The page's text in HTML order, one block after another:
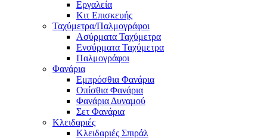
Εργαλεία
Κιτ Επισκευής
Ταχύμετρα/Παλμογράφοι
Ασύρματα Ταχύμετρα
Ενσύρματα Ταχύμετρα
Παλμογράφοι
Φανάρια
Εμπρόσθια Φανάρια
Οπίσθια Φανάρια
Φανάρια Δυναμού
Σετ Φανάρια
Κλειδαριές
Κλειδαριές Σπιράλ